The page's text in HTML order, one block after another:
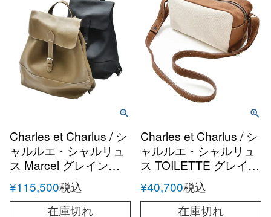
Charles et Charlus / シ
ャルルエ・シャルリュ
ス Marcel グレインレ
ザー バッグパック
¥115,500税込
在庫切れ
Charles et Charlus / シ
ャルルエ・シャルリュ
ス TOILETTE グレイン
レザー キャンバスコン
ビ ショルダーポーチ
¥40,700税込
在庫切れ